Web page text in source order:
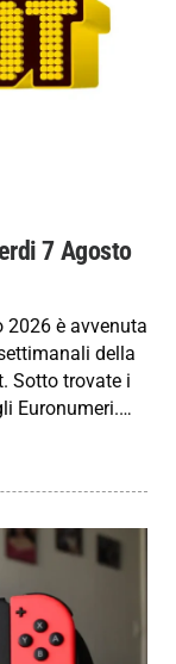
7 Agosto
2026 è avvenuta
della
Sotto trovate i
Euronumeri.…